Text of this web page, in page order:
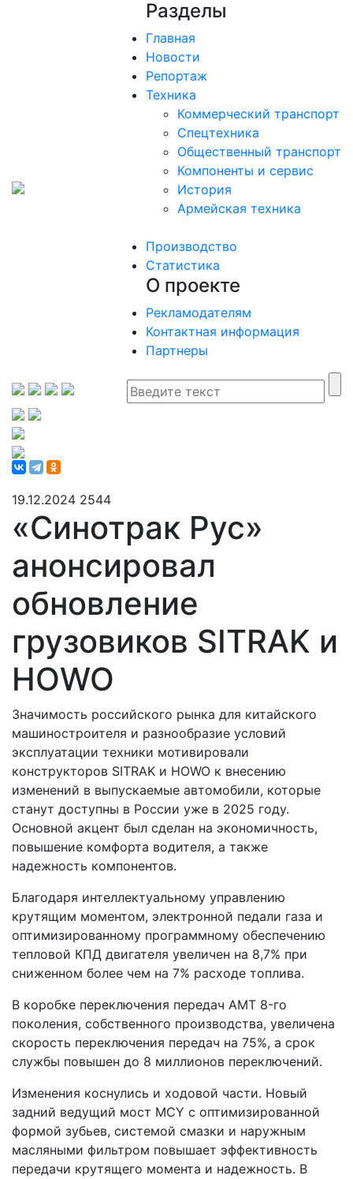
Разделы
Главная
Новости
Репортаж
Техника
Коммерческий транспорт
Спецтехника
Общественный транспорт
Компоненты и сервис
История
Армейская техника
Производство
Статистика
О проекте
Рекламодателям
Контактная информация
Партнеры
19.12.2024 2544
«Синотрак Рус»
анонсировал
обновление
грузовиков SITRAK и
HOWO
Значимость российского рынка для китайского
машиностроителя и разнообразие условий
эксплуатации техники мотивировали
конструкторов SITRAK и HOWO к внесению
изменений в выпускаемые автомобили, которые
станут доступны в России уже в 2025 году.
Основной акцент был сделан на экономичность,
повышение комфорта водителя, а также
надежность компонентов.
Благодаря интеллектуальному управлению
крутящим моментом, электронной педали газа и
оптимизированному программному обеспечению
тепловой КПД двигателя увеличен на 8,7% при
сниженном более чем на 7% расходе топлива.
В коробке переключения передач AMT 8-го
поколения, собственного производства, увеличена
скорость переключения передач на 75%, а срок
службы повышен до 8 миллионов переключений.
Изменения коснулись и ходовой части. Новый
задний ведущий мост MCY с оптимизированной
формой зубьев, системой смазки и наружным
масляными фильтром повышает эффективность
передачи крутящего момента и надежность. В